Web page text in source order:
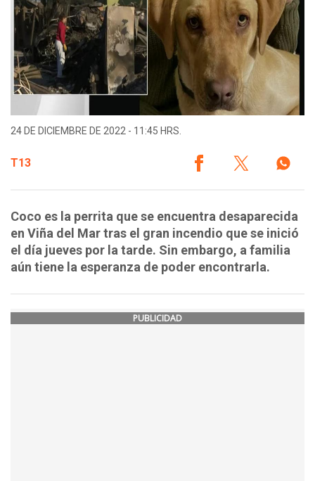
24 DE DICIEMBRE DE 2022 - 11:45 HRS.
T13
Coco es la perrita que se encuentra desaparecida
en Viña del Mar tras el gran incendio que se inició
el día jueves por la tarde. Sin embargo, a familia
aún tiene la esperanza de poder encontrarla.
PUBLICIDAD